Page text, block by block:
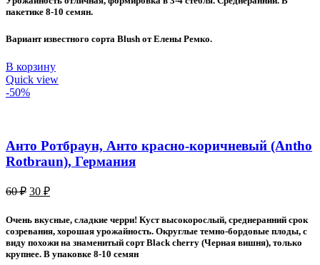
пакетике 8-10 семян.
Вариант известного сорта Blush от Елены Ремко.
В корзину
Quick view
-50%
Анто Ротбраун, Анто красно-коричневый (Antho
Rotbraun), Германия
60₽ Первоначальная
60 ₽.
30 ₽Текущая
30 ₽.
Очень вкусные, сладкие черри! Куст высокорослый, среднеранний срок
созревания, хорошая урожайность. Округлые темно-бордовые плоды, с
виду похожи на знаменитый сорт Black cherry (Черная вишня), только
крупнее. В упаковке 8-10 семян